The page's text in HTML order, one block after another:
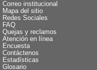
Correo institucional
Mapa del sitio
Redes Sociales
FAQ
Quejas y reclamos
Atención en línea
Encuesta
Contáctenos
Estadísticas
Glosario